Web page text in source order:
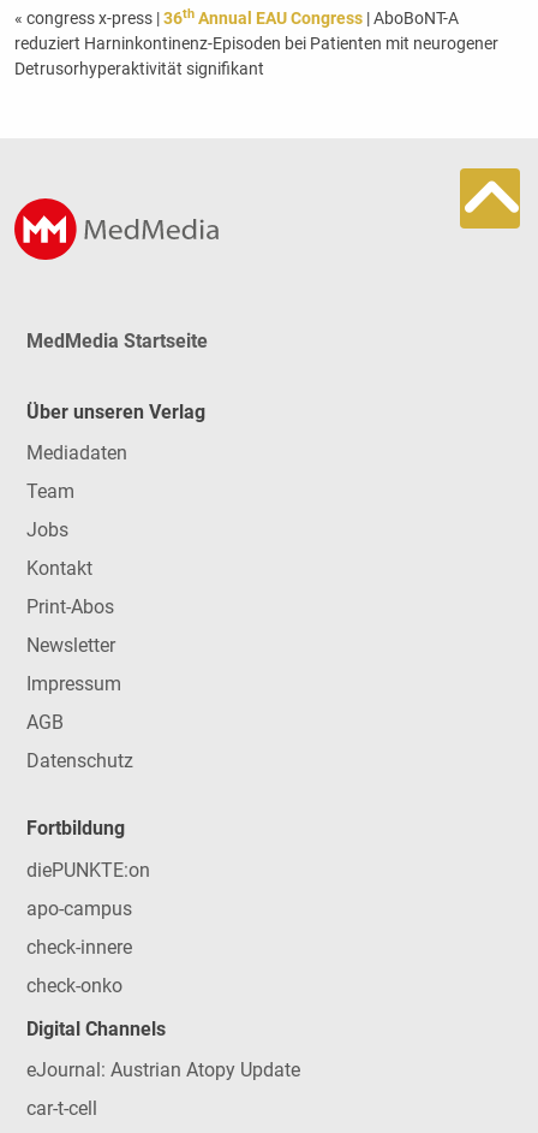
« congress x-press |36thAnnual EAU Congress| AboBoNT-A
reduziert Harninkontinenz-Episoden bei Patienten mit neurogener
Detrusorhyperaktivität signifikant
MedMedia Startseite
Über unseren Verlag
Mediadaten
Team
Jobs
Kontakt
Print-Abos
Newsletter
Impressum
AGB
Datenschutz
Fortbildung
diePUNKTE:on
apo-campus
check-innere
check-onko
Digital Channels
eJournal: Austrian Atopy Update
car-t-cell